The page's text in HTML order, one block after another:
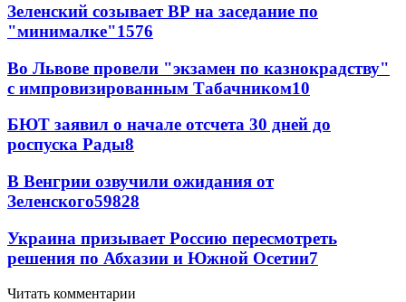
Зеленский созывает ВР на заседание по
"минималке"1576
Во Львове провели "экзамен по казнокрадству"
с импровизированным Табачником10
БЮТ заявил о начале отсчета 30 дней до
роспуска Рады8
В Венгрии озвучили ожидания от
Зеленского59828
Украина призывает Россию пересмотреть
решения по Абхазии и Южной Осетии7
Читать комментарии